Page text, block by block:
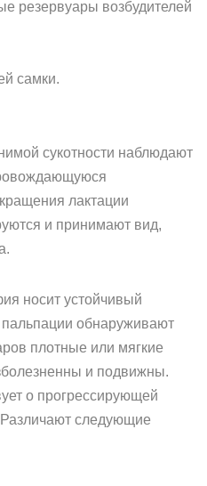
резервуары возбудителей
самки.
сукотности наблюдают
лактации
и принимают вид,
носит устойчивый
обнаруживают
плотные или мягкие
и подвижны.
о прогрессирующей
Различают следующие